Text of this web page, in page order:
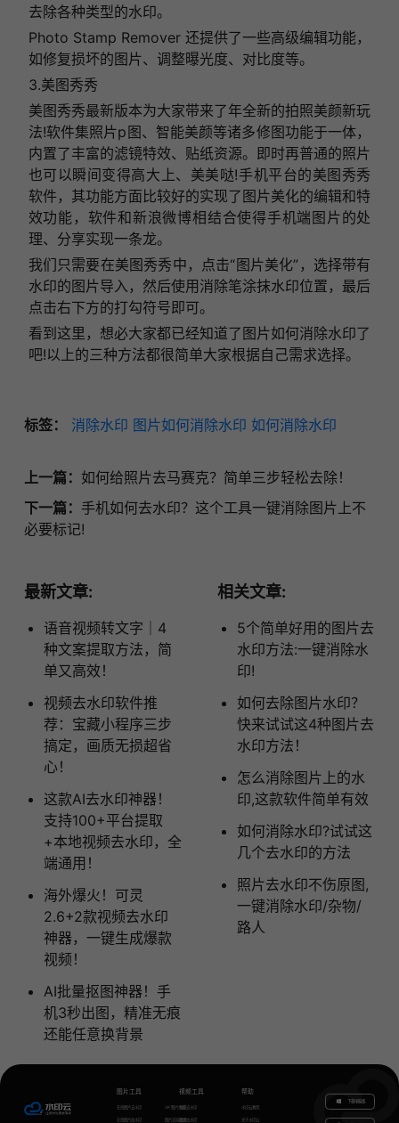
去除各种类型的水印。
Photo Stamp Remover 还提供了一些高级编辑功能，
如修复损坏的图片、调整曝光度、对比度等。
3.美图秀秀
美图秀秀最新版本为大家带来了年全新的拍照美颜新玩
法!软件集照片p图、智能美颜等诸多修图功能于一体，
内置了丰富的滤镜特效、贴纸资源。即时再普通的照片
也可以瞬间变得高大上、美美哒!手机平台的美图秀秀
软件，其功能方面比较好的实现了图片美化的编辑和特
效功能，软件和新浪微博相结合使得手机端图片的处
理、分享实现一条龙。
我们只需要在美图秀秀中，点击“图片美化”，选择带有
水印的图片导入，然后使用消除笔涂抹水印位置，最后
点击右下方的打勾符号即可。
看到这里，想必大家都已经知道了图片如何消除水印了
吧!以上的三种方法都很简单大家根据自己需求选择。
标签： 消除水印 图片如何消除水印 如何消除水印
上一篇： 如何给照片去马赛克？简单三步轻松去除！
下一篇： 手机如何去水印？这个工具一键消除图片上不
必要标记!
最新文章:
语音视频转文字｜4
种文案提取方法，简
单又高效！
视频去水印软件推
荐：宝藏小程序三步
搞定，画质无损超省
心！
这款AI去水印神器！
支持100+平台提取
+本地视频去水印，全
端通用！
海外爆火！可灵
2.6+2款视频去水印
神器，一键生成爆款
视频！
AI批量抠图神器！手
机3秒出图，精准无痕
还能任意换背景
相关文章:
5个简单好用的图片去
水印方法:一键消除水
印!
如何去除图片水印？
快来试试这4种图片去
水印方法！
怎么消除图片上的水
印,这款软件简单有效
如何消除水印?试试这
几个去水印的方法
照片去水印不伤原图,
一键消除水印/杂物/
路人
图片工具
在线图片去水印
在线图片加水印
GIF图片生成
图片无损放大
视频工具
视频去水印
视频加水印
帮助
水印云教程
关于水印云
下载电脑版